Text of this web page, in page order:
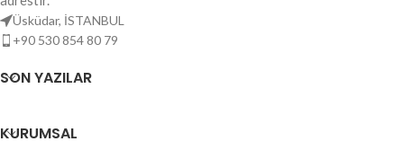
Üsküdar, İSTANBUL
+90 530 854 80 79
SON YAZILAR
KURUMSAL